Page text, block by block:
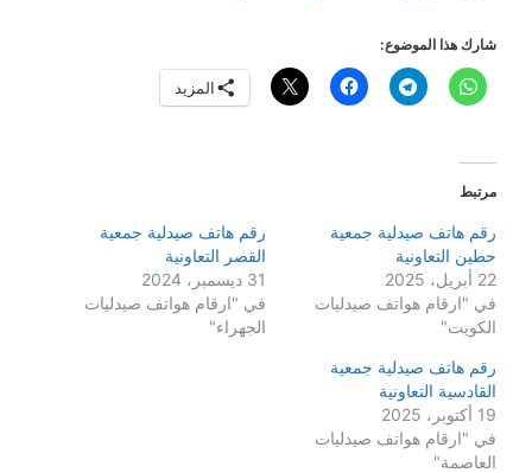
شارك هذا الموضوع:
المزيد
مرتبط
رقم هاتف صيدلية جمعية
حطين التعاونية
22 أبريل، 2025
في "ارقام هواتف صيدليات
الكويت"
رقم هاتف صيدلية جمعية
القصر التعاونية
31 ديسمبر، 2024
في "ارقام هواتف صيدليات
الجهراء"
رقم هاتف صيدلية جمعية
القادسية التعاونية
19 أكتوبر، 2025
في "ارقام هواتف صيدليات
العاصمة"